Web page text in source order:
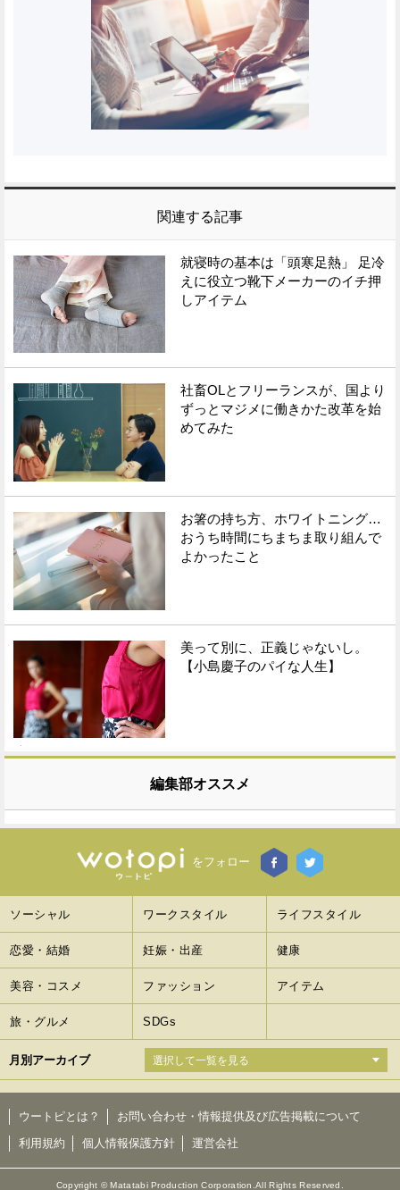
関連する記事
就寝時の基本は「頭寒足熱」 足冷
えに役立つ靴下メーカーのイチ押
しアイテム
社畜OLとフリーランスが、国より
ずっとマジメに働きかた改革を始
めてみた
お箸の持ち方、ホワイトニング…
おうち時間にちまちま取り組んで
よかったこと
美って別に、正義じゃないし。
【小島慶子のパイな人生】
編集部オススメ
をフォロー
ソーシャル ワークスタイル ライフスタイル
恋愛・結婚 妊娠・出産 健康
美容・コスメ ファッション アイテム
旅・グルメ SDGs
月別アーカイブ
ウートピとは？
お問い合わせ・情報提供及び広告掲載について
利用規約
個人情報保護方針 運営会社
Copyright © Matatabi Production Corporation.All Rights Reserved.